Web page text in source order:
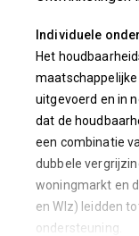
Individuele
Het
uitgevoerd en in
dat de
een combinatie
dubbele
woningmarkt en
en Wlz) leidden
ondersteuning.